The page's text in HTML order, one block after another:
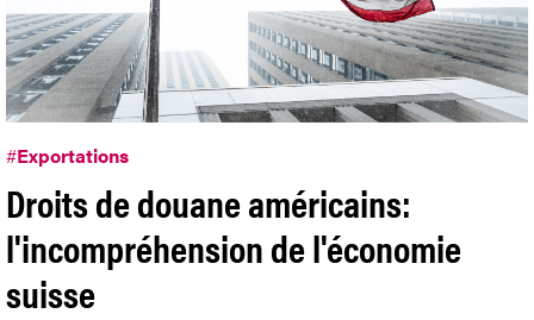
#Exportations
Droits de douane américains:
l'incompréhension de l'économie
suisse